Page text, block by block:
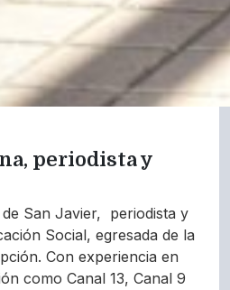
periodista y
San Javier, periodista y
Social, egresada de la
Con experiencia en
como Canal 13, Canal 9